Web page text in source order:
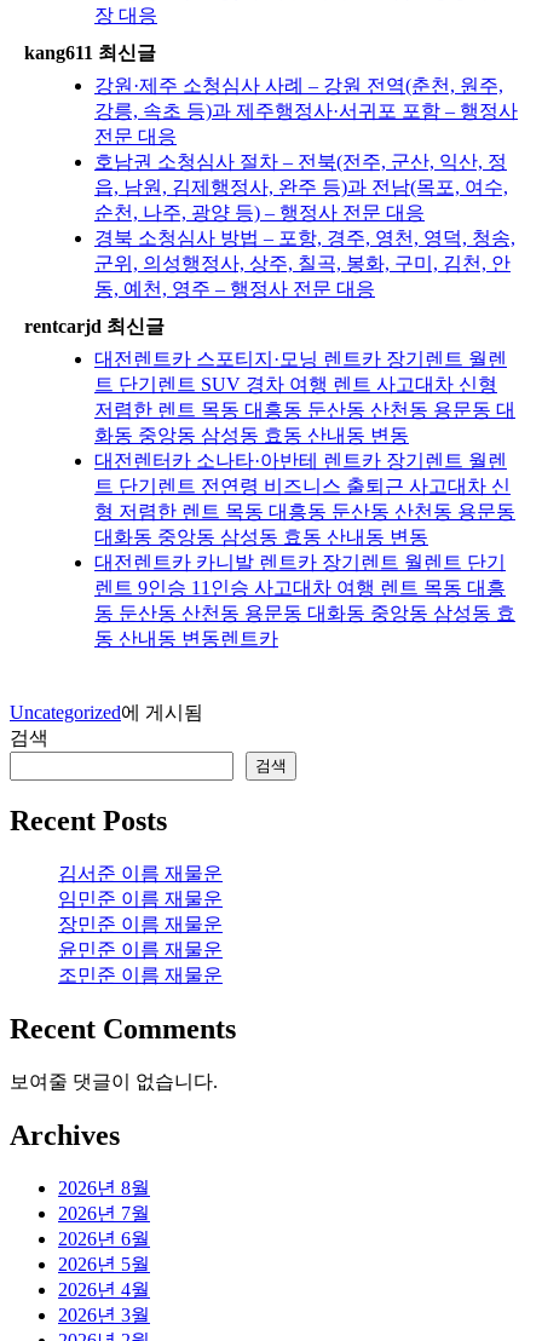
장 대응
kang611 최신글
강원·제주 소청심사 사례 – 강원 전역(춘천, 원주,
강릉, 속초 등)과 제주행정사·서귀포 포함 – 행정사
전문 대응
호남권 소청심사 절차 – 전북(전주, 군산, 익산, 정
읍, 남원, 김제행정사, 완주 등)과 전남(목포, 여수,
순천, 나주, 광양 등) – 행정사 전문 대응
경북 소청심사 방법 – 포항, 경주, 영천, 영덕, 청송,
군위, 의성행정사, 상주, 칠곡, 봉화, 구미, 김천, 안
동, 예천, 영주 – 행정사 전문 대응
rentcarjd 최신글
대전렌트카 스포티지·모닝 렌트카 장기렌트 월렌
트 단기렌트 SUV 경차 여행 렌트 사고대차 신형
저렴한 렌트 목동 대흥동 둔산동 산천동 용문동 대
화동 중앙동 삼성동 효동 산내동 변동
대전렌터카 소나타·아반테 렌트카 장기렌트 월렌
트 단기렌트 전연령 비즈니스 출퇴근 사고대차 신
형 저렴한 렌트 목동 대흥동 둔산동 산천동 용문동
대화동 중앙동 삼성동 효동 산내동 변동
대전렌트카 카니발 렌트카 장기렌트 월렌트 단기
렌트 9인승 11인승 사고대차 여행 렌트 목동 대흥
동 둔산동 산천동 용문동 대화동 중앙동 삼성동 효
동 산내동 변동렌트카
Uncategorized에 게시됨
검색
검색
Recent Posts
김서준 이름 재물운
임민준 이름 재물운
장민준 이름 재물운
윤민준 이름 재물운
조민준 이름 재물운
Recent Comments
보여줄 댓글이 없습니다.
Archives
2026년 8월
2026년 7월
2026년 6월
2026년 5월
2026년 4월
2026년 3월